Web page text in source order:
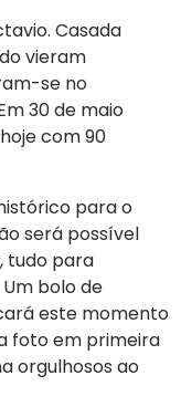
Casada
vieram
se no
30 de maio
com 90
para o
será possível
tudo para
bolo de
este momento
foto em primeira
orgulhosos ao